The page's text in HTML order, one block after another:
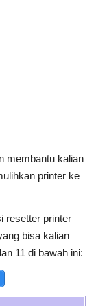
membantu kalian
printer ke
resetter printer
bisa kalian
11 di bawah ini: